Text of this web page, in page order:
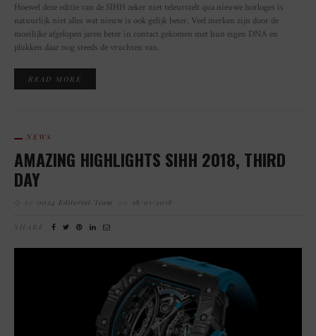
Hoewel deze editie van de SIHH zeker niet teleurstelt qua nieuwe horloges is
natuurlijk niet alles wat nieuw is ook gelijk beter. Veel merken zijn door de
moeilijke afgelopen jaren beter in contact gekomen met hun eigen DNA en
plukken daar nog steeds de vruchten van.
READ MORE
NEWS
AMAZING HIGHLIGHTS SIHH 2018, THIRD
DAY
0024 Editorial Team 18/01/2018
SHARE